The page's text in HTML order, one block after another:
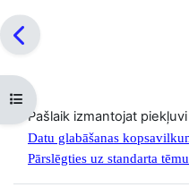
Atvērt kursu indeksu
Pašlaik izmantojat
Datu glabāšanas
Pārslēgties uz standarta tēmu